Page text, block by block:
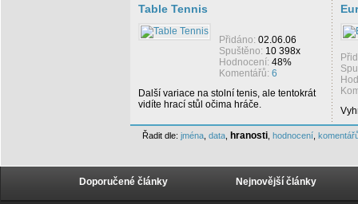
Table Tennis
Přidáno: 02.06.06
Spuštěno: 10 398x
Hodnocení: 48%
Komentářů: 6
Další variace na stolní tenis, ale tentokrát
vidíte hrací stůl očima hráče.
Řadit dle: jména data hranosti hodnocení
Doporučené články Nejnovější články